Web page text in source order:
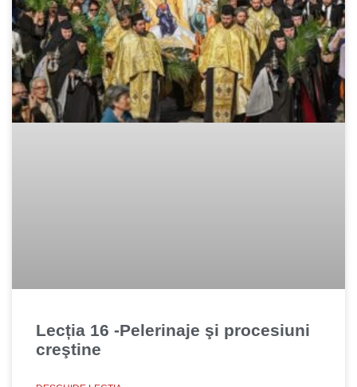
Lecția 16 -Pelerinaje şi procesiuni
creştine